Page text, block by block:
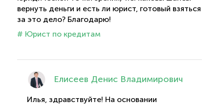
вернуть деньги и есть ли юрист, готовый взяться
за это дело? Благодарю!
# Юрист по кредитам
Елисеев Денис Владимирович
Илья, здравствуйте! На основании